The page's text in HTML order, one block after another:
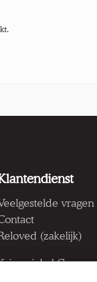
vragen
(zakelijk)
Groep